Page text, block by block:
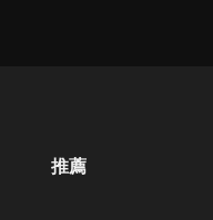
推薦